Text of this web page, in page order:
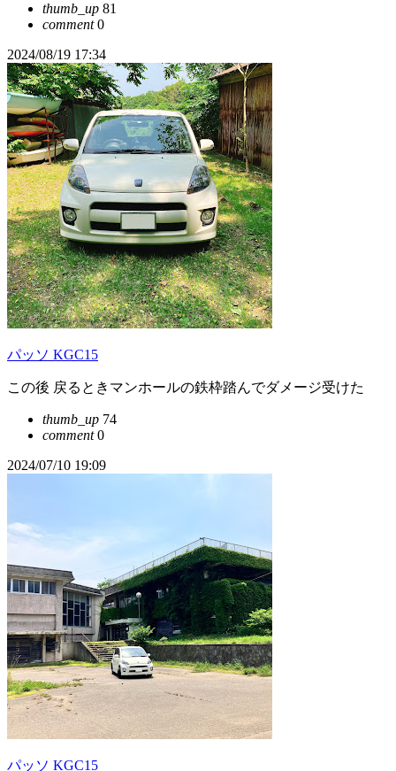
thumb_up 81
comment0
2024/08/19 17:34
パッソ KGC15
この後 戻るときマンホールの鉄枠踏んでダメージ受けた
thumb_up 74
comment0
2024/07/10 19:09
パッソ KGC15